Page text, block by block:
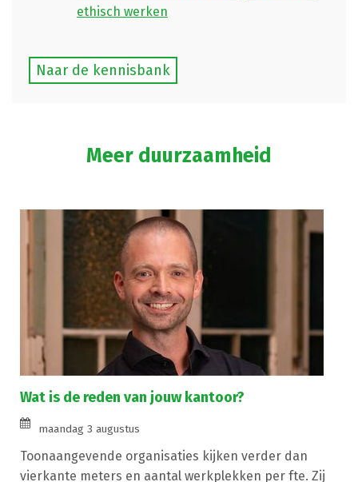
ethisch werken
Naar de kennisbank
Meer duurzaamheid
Wat is de reden van jouw kantoor?
maandag 3 augustus
Toonaangevende organisaties kijken verder dan
vierkante meters en aantal werkplekken per fte. Zij